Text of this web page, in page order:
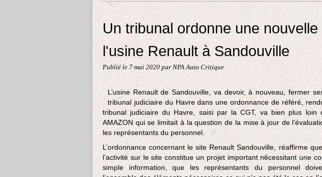
Un tribunal ordonne une
l'usine Renault à Sandouville
Publié le 7 mai 2020 par NPA Auto Critique
L’usine Renault de Sandouville, va devoir, à nouveau, fermer
tribunal judiciaire du Havre dans une ordonnance de référé,
tribunal judiciaire du Havre, saisi par la CGT, va bien plus loin
AMAZON qui se limitait à la question de la mise à jour de
les représentants du personnel.
L’ordonnance concernant le site Renault Sandouville, réaffirme
l’activité sur le site constitue un projet important nécessitant une
simple information, que les représentants du personnel